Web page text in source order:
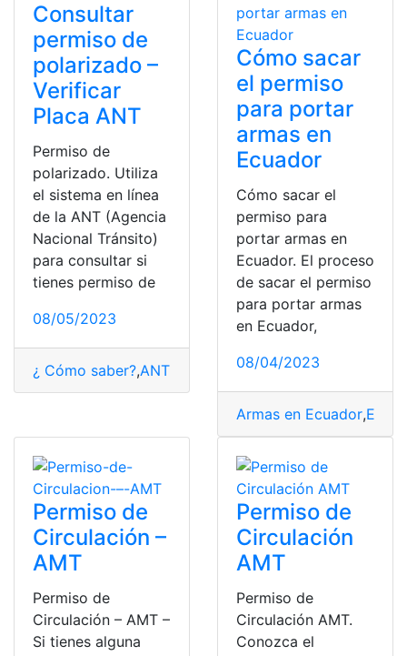
Consultar
permiso de
polarizado –
Verificar
Placa ANT
Permiso de
polarizado. Utiliza
el sistema en línea
de la ANT (Agencia
Nacional Tránsito)
para consultar si
tienes permiso de
08/05/2023
¿ Cómo saber?,ANT Consultas,Ecuador,Polarizados
Cómo sacar
el permiso
para portar
armas en
Ecuador
Cómo sacar el
permiso para
portar armas en
Ecuador. El proceso
de sacar el permiso
para portar armas
en Ecuador,
08/04/2023
Armas en Ecuador,
Permiso de
Circulación –
AMT
Permiso de
Circulación – AMT –
Si tienes alguna
Permiso de
Circulación
AMT
Permiso de
Circulación AMT.
Conozca el